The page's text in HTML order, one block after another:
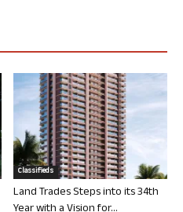
Classifieds
Land Trades Steps into its 34th